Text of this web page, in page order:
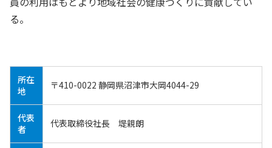
る。
所在
地
〒410-0022 静岡県沼津市大岡4044-29
代表
者
代表取締役社長 堤親朗